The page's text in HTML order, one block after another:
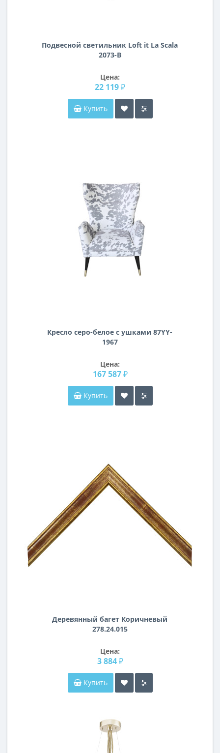
Подвесной светильник Loft it La Scala
2073-B
Цена:
22 119 ₽
Купить
Кресло серо-белое с ушками 87YY-
1967
Цена:
167 587 ₽
Купить
Деревянный багет Коричневый
278.24.015
Цена:
3 884 ₽
Купить